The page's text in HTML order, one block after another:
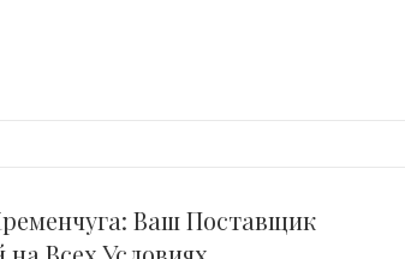
Ваш Поставщик